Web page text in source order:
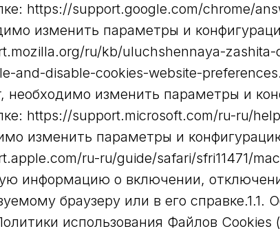
https://support.google.com/chrome/
изменить параметры и
ru/kb/uluchshennaya-
and-disable-cookies-website-preferences.
необходимо изменить параметры и
https://support.microsoft.com/ru-ru/
изменить параметры и
ru-ru/guide/safari/sfri11471/
информацию о включении,
браузеру или в его справке.1.1.
использования Файлов